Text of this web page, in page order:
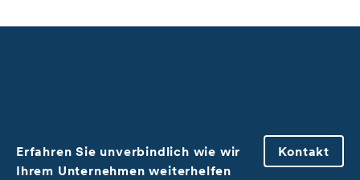
Erfahren Sie unverbindlich wie wir
Ihrem Unternehmen weiterhelfen
Kontakt